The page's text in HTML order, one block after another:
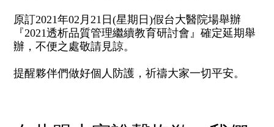
原訂2021年02月21日(星期日)假台大醫院場舉辦
『2021透析品質管理繼續教育研討會』確定延期舉
辦，不便之處敬請見諒。
提醒夥伴們做好個人防護，祈禱大家一切平安。